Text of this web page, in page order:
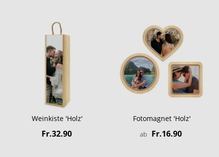
Weinkiste 'Holz'
Fr.32.90
Fotomagnet 'Holz'
ab Fr.16.90